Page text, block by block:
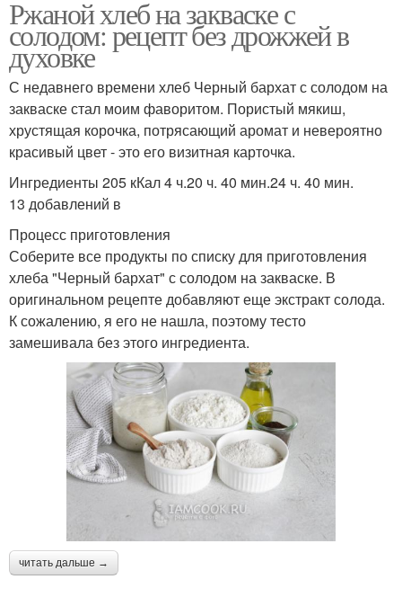
Ржаной хлеб на закваске с
солодом: рецепт без дрожжей в
духовке
С недавнего времени хлеб Черный бархат с солодом на
закваске стал моим фаворитом. Пористый мякиш,
хрустящая корочка, потрясающий аромат и невероятно
красивый цвет - это его визитная карточка.
Ингредиенты 205 кКал 4 ч.20 ч. 40 мин.24 ч. 40 мин.
13 добавлений в
Процесс приготовления
Соберите все продукты по списку для приготовления
хлеба "Черный бархат" с солодом на закваске. В
оригинальном рецепте добавляют еще экстракт солода.
К сожалению, я его не нашла, поэтому тесто
замешивала без этого ингредиента.
читать дальше →